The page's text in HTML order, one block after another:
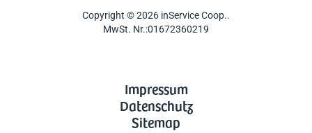
Copyright © 2026 inService Coop..
MwSt. Nr.:01672360219
Impressum
Datenschutz
Sitemap